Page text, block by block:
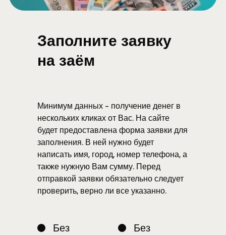
Минимум данных - получение денег в
нескольких кликах от Вас. На сайте
будет предоставлена форма заявки для
заполнения. В ней нужно будет
написать имя, город, номер телефона, а
также нужную Вам сумму. Перед
отправкой заявки обязательно следует
проверить, верно ли все указанно.
Заполните заявку
на заём
Без
Без